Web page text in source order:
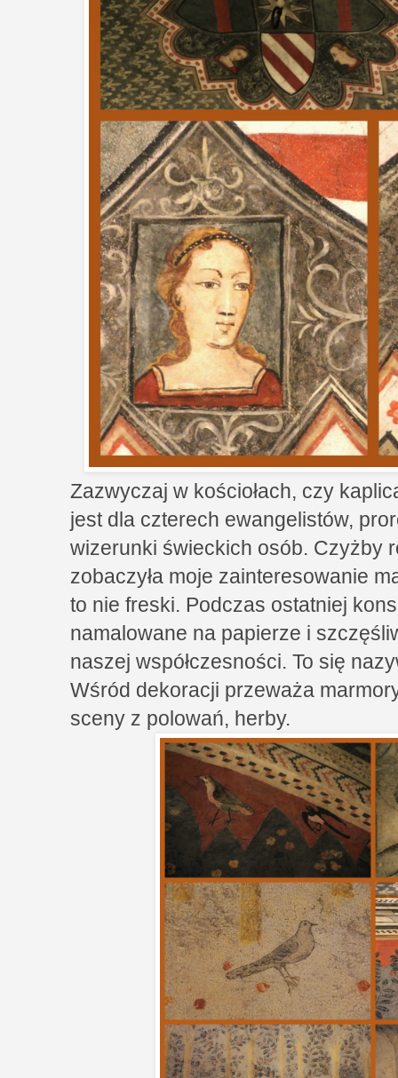
Zazwyczaj w kościołach, czy
jest dla czterech ewangelistów,
wizerunki świeckich osób. Czyżby
zobaczyła moje zainteresowanie
to nie freski. Podczas ostatniej
namalowane na papierze i
naszej współczesności. To się
Wśród dekoracji przeważa
sceny z polowań, herby.